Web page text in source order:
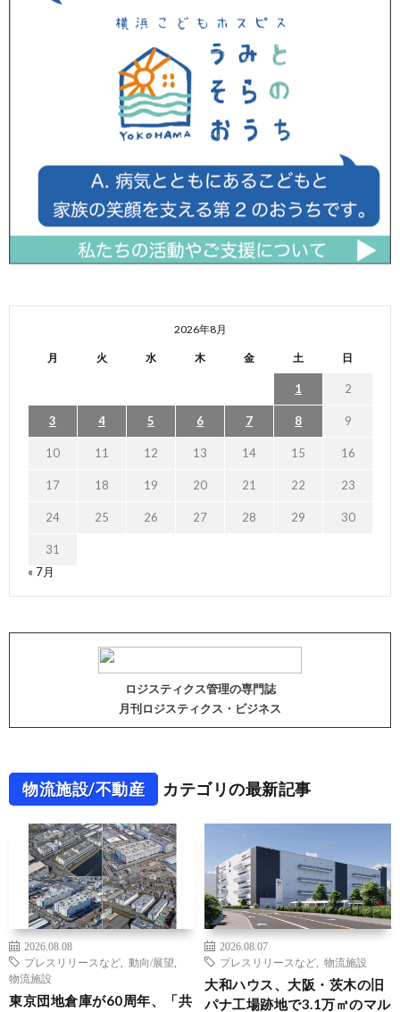
2026年8月
月 火 水 木 金 土 日
1 2
3 4 5 6 7 8 9
10 11 12 13 14 15 16
17 18 19 20 21 22 23
24 25 26 27 28 29 30
31
« 7月
ロジスティクス管理の専門誌
月刊ロジスティクス・ビジネス
物流施設/不動産 カテゴリの最新記事
2026.08.08
プレスリリースなど
動向/展望
物流施設
東京団地倉庫が60周年、「共
2026.08.07
プレスリリースなど
物流施設
大和ハウス、大阪・茨木の旧
パナ工場跡地で3.1万㎡のマル